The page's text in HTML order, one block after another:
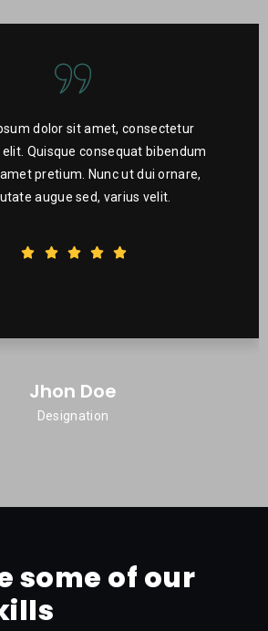
Jhon Doe
Designation
dolor sit amet, consectetur
Quisque consequat bibendum
pretium. Nunc ut dui ornare,
augue sed, varius velit.
some of our